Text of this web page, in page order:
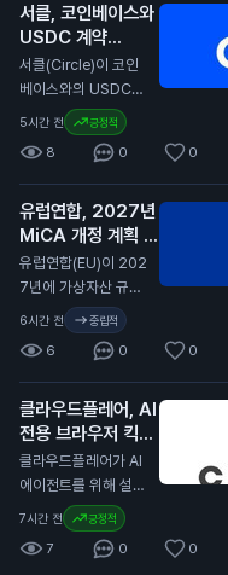
비해 큰 손실을 겪었
다고 전합니다. 특히,
경제 상황이 어려워지
면서 암호화폐의 투자
매력이 줄어들고 있습
니다. 전문가들은 암
호화폐의 변동성이 커
진 이유로 경제 불안
정을 지적하고 있습니
다. 일반 투자자에게
이 소식은 암호화폐
투자에 대한 신뢰가
미합니다. 이는 향후
암호화폐 가격에 부정
있습니다.
서클, 코인베이스와
USDC 계약
2029년까지 연장
N
서클(Circle)이 코인
베이스와의 USDC
스테이블코인 계약을
2029년까지 연장했
습니다. 이번 계약 연
장은 서클이 코인베이
스 플랫폼에서 USD
C의 중심 역할을 계속
유지할 수 있게 합니
다. 서클은 분기 배당
금을 포기하고, 제품
개발과 성장 기회에
재투자하기로 결정했
습니다. 서클은 지난
분기 동안 7억 1천만
달러(약 9천 5백억
원)의 수익을 기록했
습니다. 이는 전년 대
니다. USDC의 유통
량은 전년 대비 19%
5시간 전 긍정적
8 0 0
유럽연합, 2027년
MiCA 개정 계획 발
표
N
유럽연합(EU)이 202
7년에 가상자산 규제
법안인 MiCA(가상자
산 시장 규제)를 개정
할 계획이라고 발표했
습니다. 이 개정안은
비EU 국가의 가상자
산 발행자, 스테이블
코인, 토큰화된 결제
방식을 다룰 예정입니
다. MiCA는 유럽 내
가상자산 시장의 규제
를 강화하기 위해 제
6시간 전 중립적
6 0 0
클라우드플레어, AI
전용 브라우저 킥서
프 출시
N
클라우드플레어가 AI
에이전트를 위해 설계
된 브라우저 킥서프(K
itesurf)를 출시했습
니다. 이 브라우저는
7시간 전 긍정적
7 0 0